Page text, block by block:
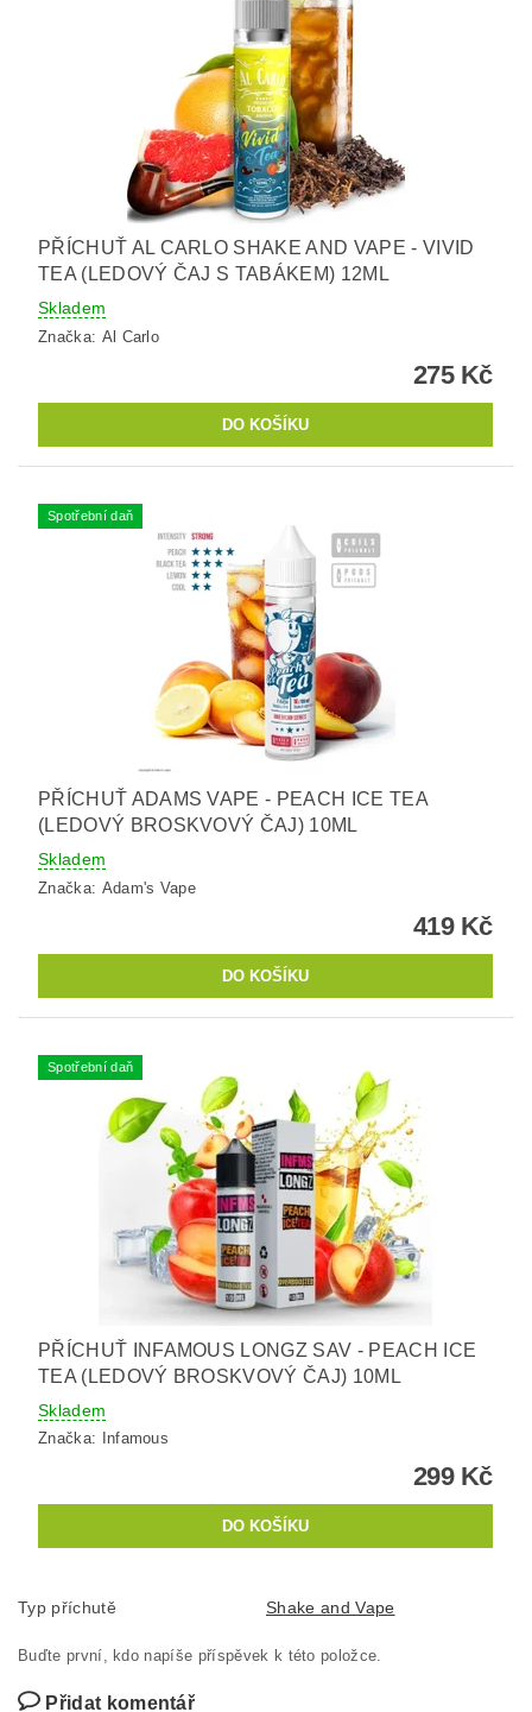
PŘÍCHUŤ AL CARLO SHAKE AND VAPE - VIVID
TEA (LEDOVÝ ČAJ S TABÁKEM) 12ML
Skladem
Značka: Al Carlo
275 Kč
Spotřební daň
PŘÍCHUŤ ADAMS VAPE - PEACH ICE TEA
(LEDOVÝ BROSKVOVÝ ČAJ) 10ML
Skladem
Značka: Adam's Vape
419 Kč
Spotřební daň
PŘÍCHUŤ INFAMOUS LONGZ SAV - PEACH ICE
TEA (LEDOVÝ BROSKVOVÝ ČAJ) 10ML
Skladem
Značka: Infamous
299 Kč
Typ příchutě Shake and Vape
Buďte první, kdo napíše příspěvek k této položce.
Přidat komentář